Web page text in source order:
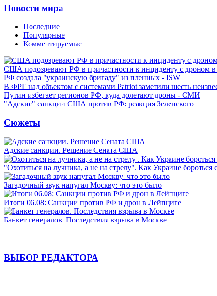
Новости мира
Последние
Популярные
Комментируемые
США подозревают РФ в причастности к инциденту с дроном
РФ создала "украинскую бригаду" из пленных - ISW
В ФРГ над объектом с системами Patriot заметили шесть
Путин избегает регионов РФ, куда долетают дроны - СМИ
"Адские" санкции США против РФ: реакция Зеленского
Сюжеты
Адские санкции. Решение Сената США
"Охотиться на лучника, а не на стрелу". Как Украине бороться
Загадочный звук напугал Москву: что это было
Итоги 06.08: Санкции против РФ и дрон в Лейпциге
Банкет генералов. Последствия взрыва в Москве
ВЫБОР РЕДАКТОРА